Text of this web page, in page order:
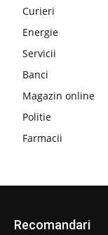
Curieri
Energie
Servicii
Banci
Magazin online
Politie
Farmacii
Recomandari